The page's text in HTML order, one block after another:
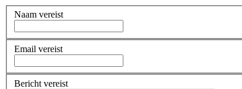
Naam vereist
Email vereist
Bericht vereist